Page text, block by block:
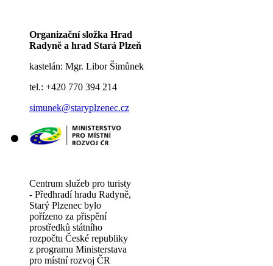
Organizační složka Hrad
Radyně a hrad Stará Plzeň
kastelán: Mgr. Libor Šimůnek
tel.: +420 770 394 214
simunek@staryplzenec.cz
Centrum služeb pro turisty
- Předhradí hradu Radyně,
Starý Plzenec bylo
pořízeno za přispění
prostředků státního
rozpočtu České republiky
z programu Ministerstava
pro místní rozvoj ČR